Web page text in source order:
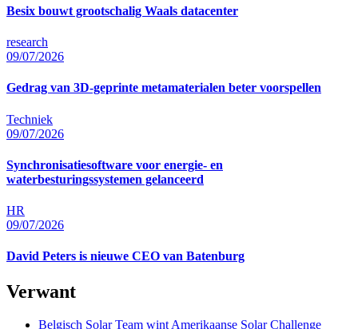
Besix bouwt grootschalig Waals datacenter
research
09/07/2026
Gedrag van 3D-geprinte metamaterialen beter voorspellen
Techniek
09/07/2026
Synchronisatiesoftware voor energie- en
waterbesturingssystemen gelanceerd
HR
09/07/2026
David Peters is nieuwe CEO van Batenburg
Verwant
Belgisch Solar Team wint Amerikaanse Solar Challenge